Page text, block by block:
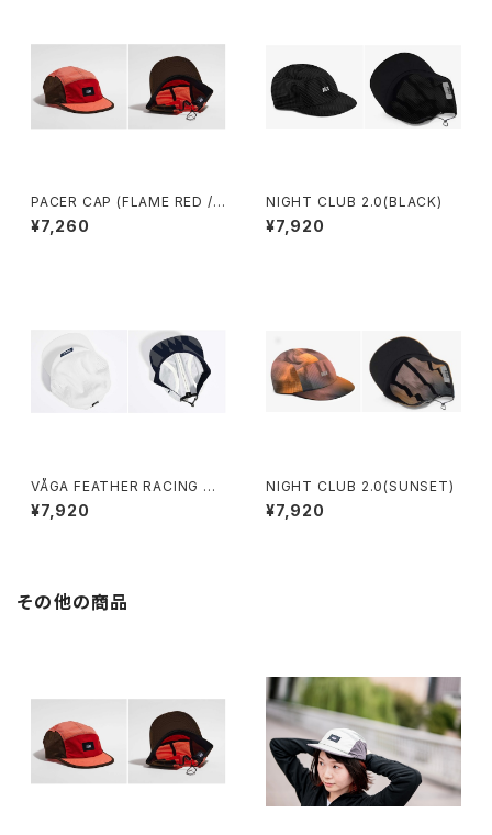
PACER CAP (FLAME RED /
CORAL / BROWN)
¥7,260
NIGHT CLUB 2.0(BLACK)
¥7,920
VÅGA FEATHER RACING CA
P (WHITE)
¥7,920
NIGHT CLUB 2.0(SUNSET)
¥7,920
その他の商品